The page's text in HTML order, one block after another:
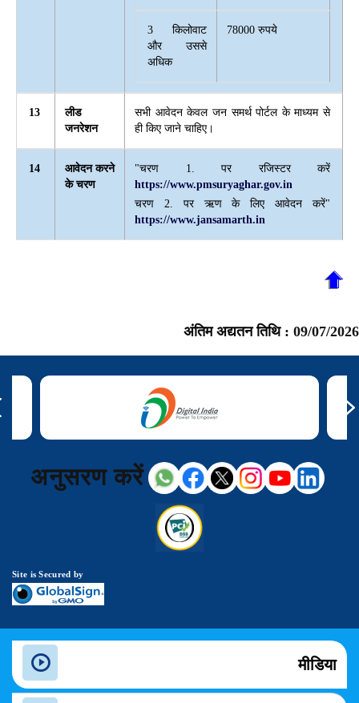
3 किलोवाट
और उससे
अधिक
78000 रुपये
13
लीड
जनरेशन
सभी आवेदन केवल जन समर्थ पोर्टल के माध्यम से
ही किए जाने चाहिए।
14
आवेदन करने
के चरण
"चरण 1. पर रजिस्टर करें
https://www.pmsuryaghar.gov.in
चरण 2. पर ऋण के लिए आवेदन करें"
https://www.jansamarth.in
अंतिम अद्यतन तिथि : 09/07/2026
अनुसरण करें
Site is Secured by
मीडिया